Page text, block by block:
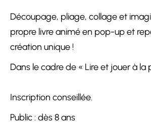
Découpage, pliage, collage et
propre livre animé en pop-up et
création unique !
Dans le cadre de « Lire et jouer à la
Inscription conseillée.
Public : dès 8 ans